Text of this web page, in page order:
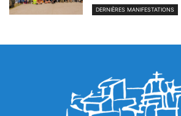
DERNIÈRES MANIFESTATIONS